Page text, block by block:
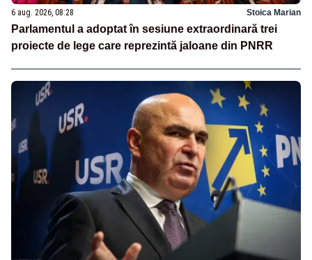
6 aug. 2026, 08:28 Stoica Marian
Parlamentul a adoptat în sesiune extraordinară trei
proiecte de lege care reprezintă jaloane din PNRR